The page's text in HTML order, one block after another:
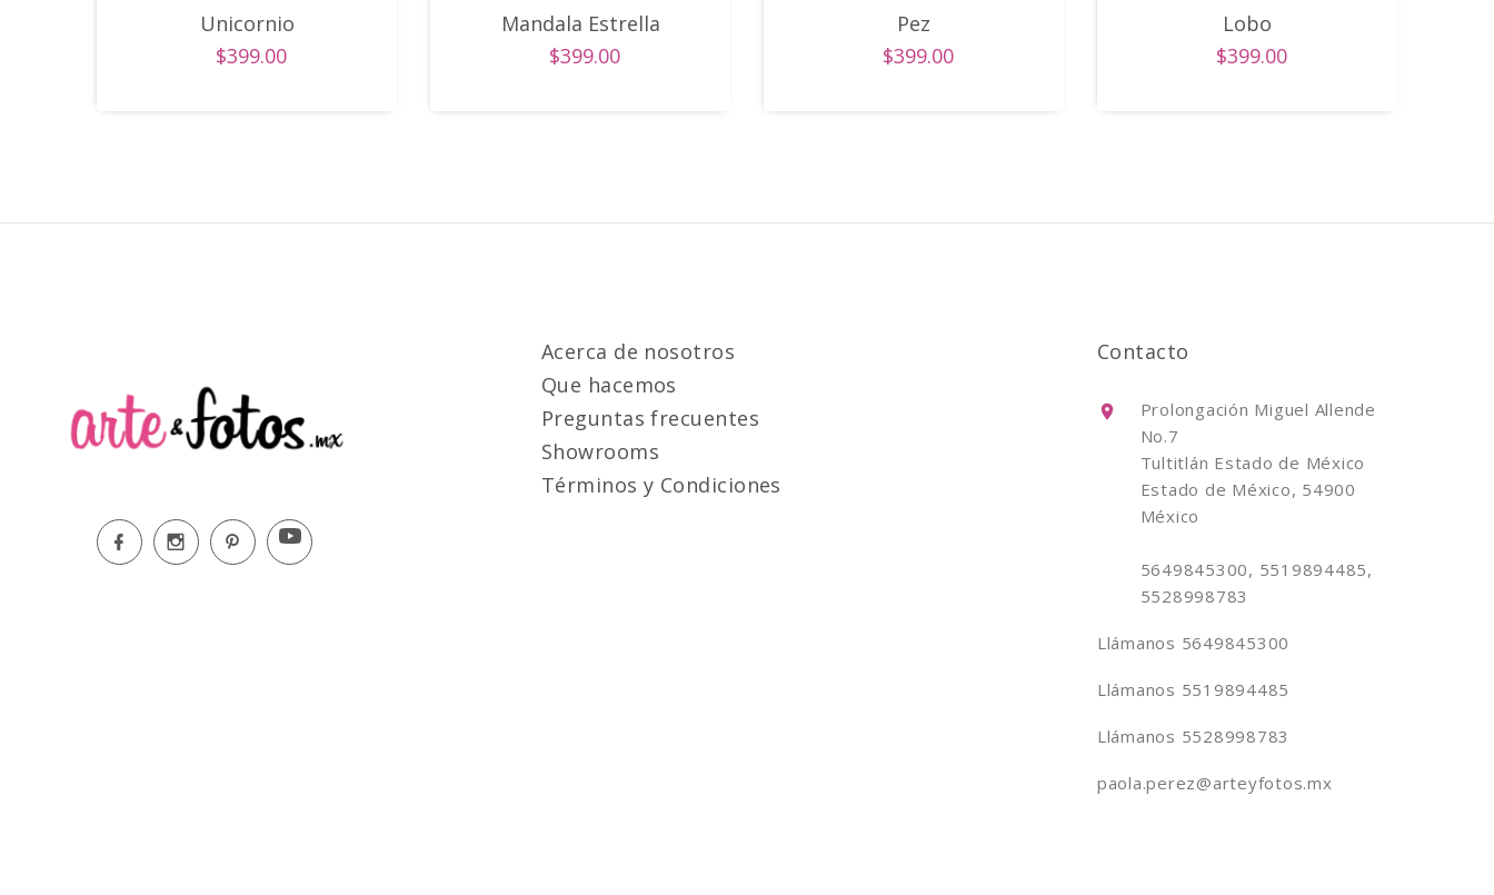
Unicornio
$399.00
Mandala Estrella
$399.00
Pez
$399.00
Lobo
$399.00
Acerca de nosotros
Que hacemos
Preguntas frecuentes
Showrooms
Términos y Condiciones
Contacto
Prolongación Miguel Allende
No.7
Tultitlán Estado de México
Estado de México, 54900
México
5649845300, 5519894485,
5528998783
Llámanos 5649845300
Llámanos 5519894485
Llámanos 5528998783
paola.perez@arteyfotos.mx